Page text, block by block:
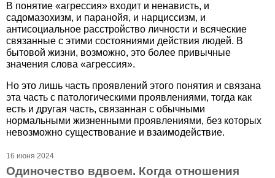
В понятие «агрессия» входит и ненависть, и
садомазохизм, и паранойя, и нарциссизм, и
антисоциальное расстройство личности и всяческие
связанные с этими состояниями действия людей. В
бытовой жизни, возможно, это более привычные
значения слова «агрессия».
Но это лишь часть проявлений этого понятия и связана
эта часть с патологическими проявлениями, тогда как
есть и другая часть, связанная с обычными
нормальными жизненными проявлениями, без которых
невозможно существование и взаимодействие.
16 июня 2024
Одиночество вдвоем. Когда отношения